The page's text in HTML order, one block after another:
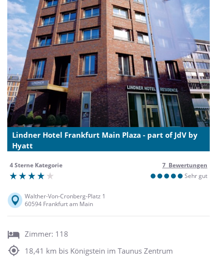
Lindner Hotel Frankfurt Main Plaza - part of JdV by
Hyatt
4 Sterne Kategorie
7 Bewertungen
Sehr gut
Walther-Von-Cronberg-Platz 1
60594 Frankfurt am Main
Zimmer: 118
18,41 km bis Königstein im Taunus Zentrum